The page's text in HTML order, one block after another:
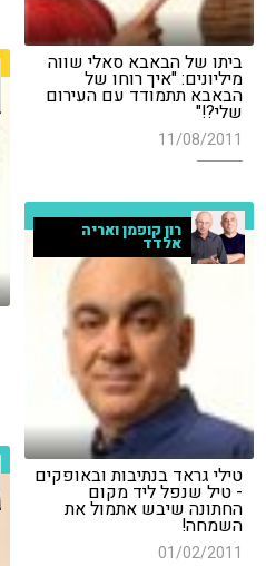
ביתו של הבאבא סאלי שווה
מיליונים: "איך רוחו של
הבאבא תתמודד עם העירום
שלי?!"
11/08/2011
רון קופמן ואריה
אלדד
טילי גראד בנתיבות ובאופקים
- טיל שנפל ליד מקום
החתונה שיבש אתמול את
השמחה!
01/02/2011